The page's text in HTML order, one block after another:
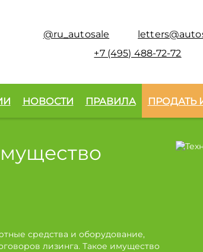
@ru_autosale
+7 (495) 488-72-72
НОВОСТИ ПРАВИЛА ПРОДАТЬ
средства и оборудование,
лизинга. Такое имущество